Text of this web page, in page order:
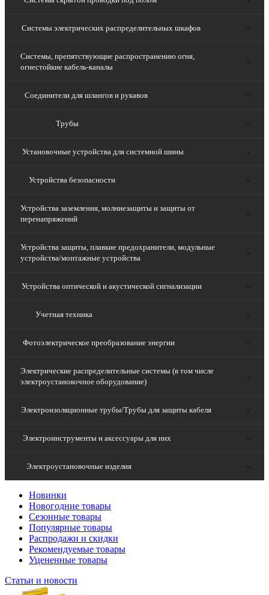
Системы электрических распределительных шкафов
Системы, препятствующие распространению огня,
огнестойкие кабель-каналы
Соединители для шлангов и рукавов
Трубы
Установочные устройства для системной шины
Устройства безопасности
Устройства заземления, молниезащиты и защиты от
перенапряжений
Устройства защиты, плавкие предохранители, модульные
устройства/монтажные устройства
Устройства оптической и акустической сигнализации
Учетная техника
Фотоэлектрическое преобразование энергии
Электрические распределительные системы (в том числе
электроустановочное оборудование)
Электроизоляционные трубы/Трубы для защиты кабеля
Электроинструменты и аксессуары для них
Электроустановочные изделия
Новинки
Новогодние товары
Сезонные товары
Популярные товары
Распродажи и скидки
Рекомендуемые товары
Уцененные товары
Статьи и новости